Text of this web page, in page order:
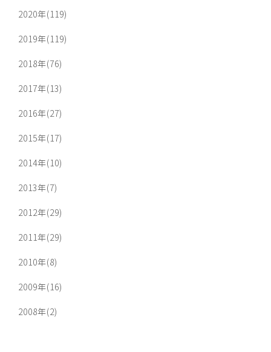
2020年(119)
2019年(119)
2018年(76)
2017年(13)
2016年(27)
2015年(17)
2014年(10)
2013年(7)
2012年(29)
2011年(29)
2010年(8)
2009年(16)
2008年(2)